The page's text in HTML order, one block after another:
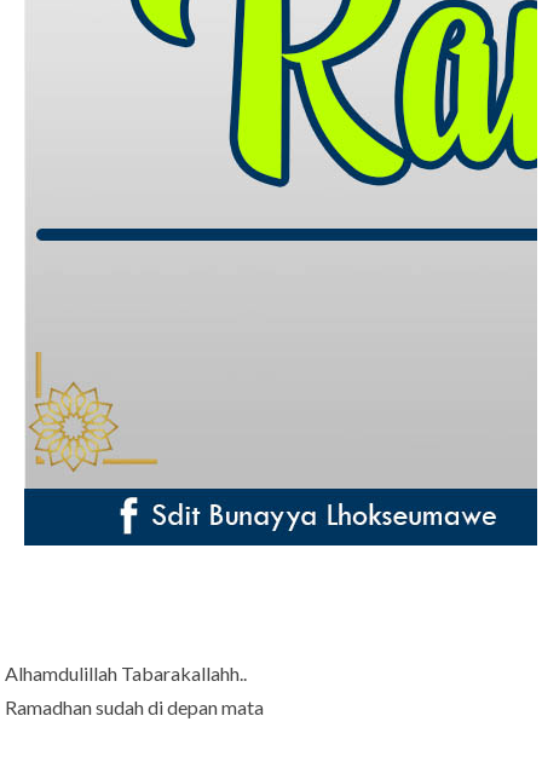
Alhamdulillah Tabarakallahh..
Ramadhan sudah di depan mata